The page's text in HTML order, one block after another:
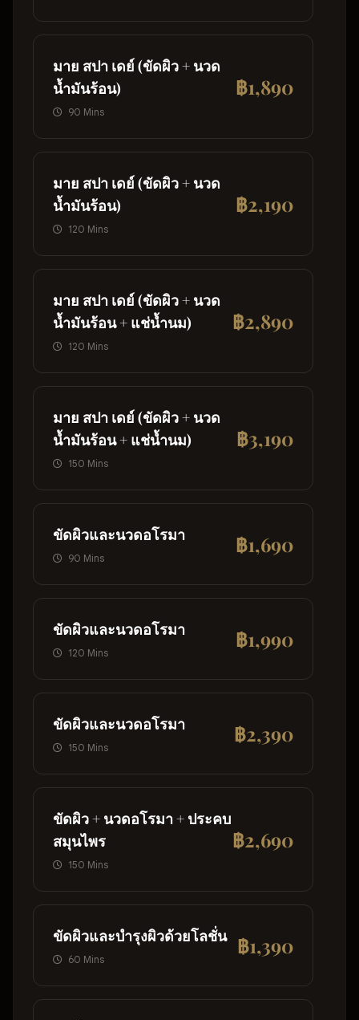
มาย สปา เดย์ (ขัดผิว + นวด
น้ำมันร้อน)
90 Mins
฿1,890
มาย สปา เดย์ (ขัดผิว + นวด
น้ำมันร้อน)
120 Mins
฿2,190
มาย สปา เดย์ (ขัดผิว + นวด
น้ำมันร้อน + แช่น้ำนม)
120 Mins
฿2,890
มาย สปา เดย์ (ขัดผิว + นวด
น้ำมันร้อน + แช่น้ำนม)
150 Mins
฿3,190
ขัดผิวและนวดอโรมา
90 Mins
฿1,690
ขัดผิวและนวดอโรมา
120 Mins
฿1,990
ขัดผิวและนวดอโรมา
150 Mins
฿2,390
ขัดผิว + นวดอโรมา + ประคบ
สมุนไพร
150 Mins
฿2,690
ขัดผิวและบำรุงผิวด้วยโลชั่น
60 Mins
฿1,390